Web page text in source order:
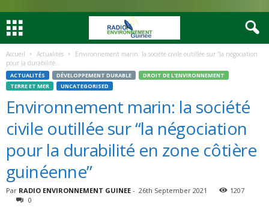
Accueil Actualités
Environnement marin: la société civile outillée sur “la négociation
pour la durabilité...
ACTUALITÉS DÉVELOPPEMENT DURABLE
DROIT DE L’ENVIRONNEMENT
TERRE ET MER
UNCATEGORISED
Environnement marin: la société
civile outillée sur “la négociation
pour la durabilité en zone côtière
guinéenne”
Par RADIO ENVIRONNEMENT GUINEE - 26th September 2021
1207
0